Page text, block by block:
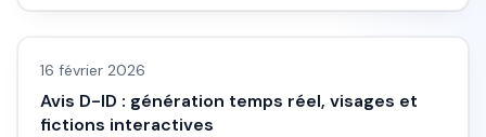
Avis outils/services
16 février 2026
Avis D-ID : génération temps réel, visages et
fictions interactives